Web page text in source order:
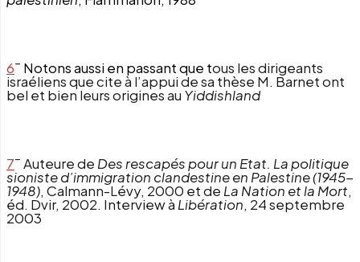
6– Notons aussi en passant que tous les dirigeants
israéliens que cite à l’appui de sa thèse M. Barnet ont
bel et bien leurs origines au Yiddishland
7– Auteure de Des rescapés pour un Etat. La politique
sioniste d’immigration clandestine en Palestine (1945-
1948), Calmann-Lévy, 2000 et de La Nation et la Mort,
éd. Dvir, 2002. Interview à Libération, 24 septembre
2003